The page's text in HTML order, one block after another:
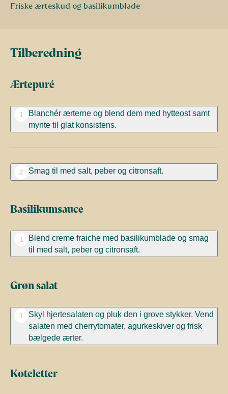
Friske ærteskud og basilikumblade
Tilberedning
Ærtepuré
1
Blanchér ærterne og blend dem med hytteost samt
mynte til glat konsistens.
2 Smag til med salt, peber og citronsaft.
Basilikumsauce
1
Blend creme fraiche med basilikumblade og smag
til med salt, peber og citronsaft.
Grøn salat
1
Skyl hjertesalaten og pluk den i grove stykker. Vend
salaten med cherrytomater, agurkeskiver og frisk
bælgede ærter.
Koteletter